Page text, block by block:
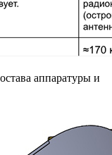
аппаратуры и